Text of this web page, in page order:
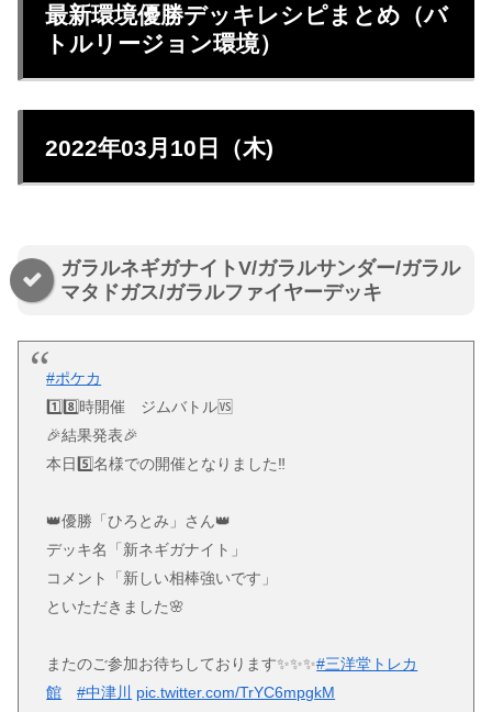
最新環境優勝デッキレシピまとめ（バ
トルリージョン環境）
2022年03月10日（木)
ガラルネギガナイトV/ガラルサンダー/ガラル
マタドガス/ガラルファイヤーデッキ
#ポケカ
1️⃣8️⃣時開催 ジムバトル🆚
🎉結果発表🎉
本日5️⃣名様での開催となりました‼️
👑優勝「ひろとみ」さん👑
デッキ名「新ネギガナイト」
コメント「新しい相棒強いです」
といただきました🌸
またのご参加お待ちしております✨✨✨#三洋堂トレカ
館
#中津川 pic.twitter.com/TrYC6mpgkM